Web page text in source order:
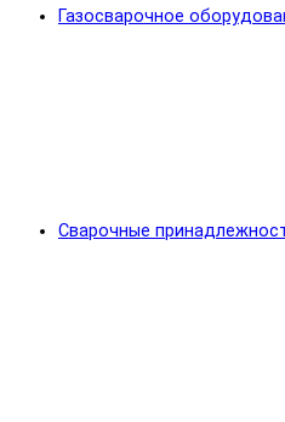
Газосварочное
Сварочные